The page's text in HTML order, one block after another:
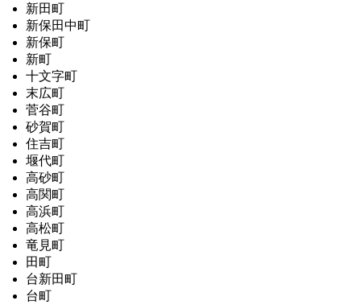
新田町
新保田中町
新保町
新町
十文字町
末広町
菅谷町
砂賀町
住吉町
堰代町
高砂町
高関町
高浜町
高松町
竜見町
田町
台新田町
台町